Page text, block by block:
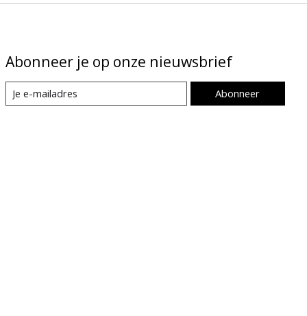
Abonneer je op onze nieuwsbrief
Abonneer